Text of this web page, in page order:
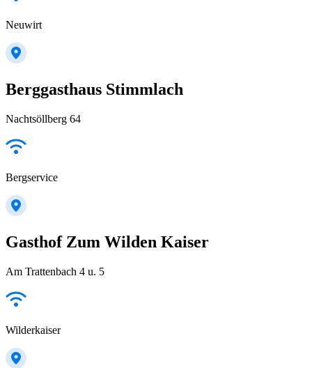
Neuwirt
Berggasthaus Stimmlach
Nachtsöllberg 64
Bergservice
Gasthof Zum Wilden Kaiser
Am Trattenbach 4 u. 5
Wilderkaiser